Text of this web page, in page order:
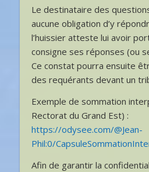
Le destinataire des questions,
aucune obligation d’y
l’huissier atteste lui avoir
consigne ses réponses (ou
Ce constat pourra ensuite
des requérants devant un
Exemple de sommation
Rectorat du Grand Est) :
https://odysee.com/@Jean-
Phil:0/
Afin de garantir la